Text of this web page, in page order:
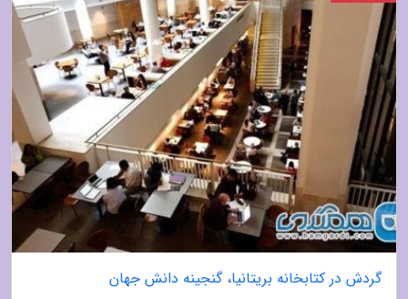
گردش در کتابخانه بریتانیا، گنجینه دانش جهان